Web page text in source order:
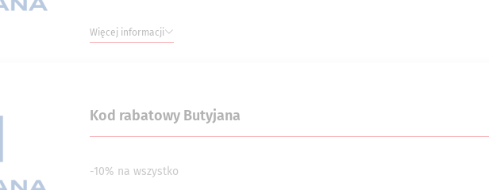
Więcej informacji
Kod rabatowy Butyjana
-10% na wszystko